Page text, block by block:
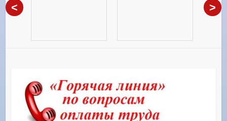
< >